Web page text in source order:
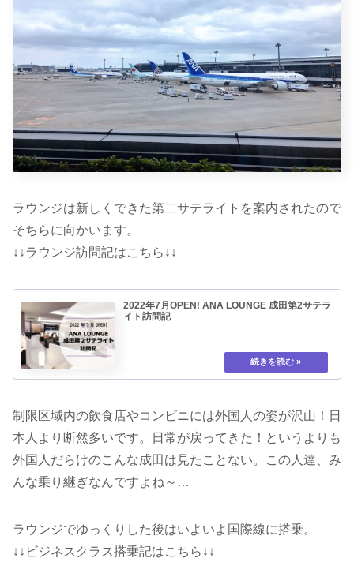
ラウンジは新しくできた第二サテライトを案内されたので
そちらに向かいます。
↓↓ラウンジ訪問記はこちら↓↓
2022年7月OPEN! ANA LOUNGE 成田第2サテラ
イト訪問記
制限区域内の飲食店やコンビニには外国人の姿が沢山！日
本人より断然多いです。日常が戻ってきた！というよりも
外国人だらけのこんな成田は見たことない。この人達、み
んな乗り継ぎなんですよね～…
ラウンジでゆっくりした後はいよいよ国際線に搭乗。
↓↓ビジネスクラス搭乗記はこちら↓↓